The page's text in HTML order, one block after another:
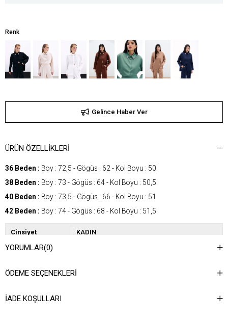
Renk
Gelince Haber Ver
ÜRÜN ÖZELLIKLERI
36 Beden : Boy : 72,5 - Gögüs : 62 - Kol Boyu : 50
38 Beden : Boy : 73 - Gögüs : 64 - Kol Boyu : 50,5
40 Beden : Boy : 73,5 - Gögüs : 66 - Kol Boyu : 51
42 Beden : Boy : 74 - Gögüs : 68 - Kol Boyu : 51,5
Cinsiyet KADIN
Kategori
Dokuma Tipi
YORUMLAR(0)
ÖDEME SEÇENEKLERI
İADE KOŞULLARI